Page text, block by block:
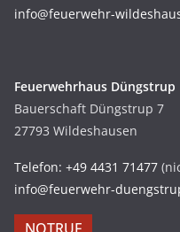
info@feuerwehr-
Feuerwehrhaus Düngstrup
Bauerschaft Düngstrup 7
27793 Wildeshausen
Telefon: +49 4431 71477
info@feuerwehr-